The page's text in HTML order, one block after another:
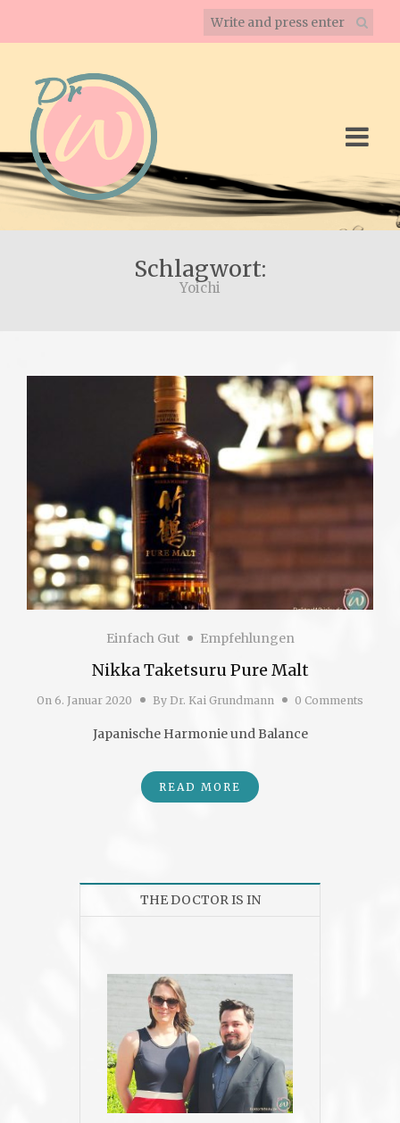
Schlagwort:
Yoichi
Einfach Gut Empfehlungen
Nikka Taketsuru Pure Malt
On 6. Januar 2020 By Dr. Kai Grundmann 0 Comments
Japanische Harmonie und Balance
READ MORE
THE DOCTOR IS IN